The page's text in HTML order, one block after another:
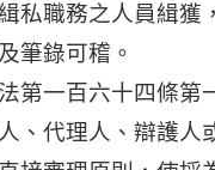
私職務之人員緝獲
筆錄可稽。
第一百六十四條第
、代理人、辯護人